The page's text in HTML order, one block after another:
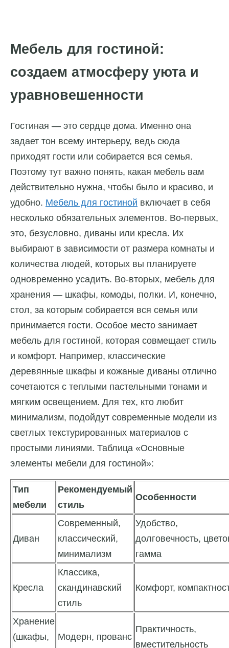
Мебель для гостиной:
создаем атмосферу уюта и
уравновешенности
Гостиная — это сердце дома. Именно она
задает тон всему интерьеру, ведь сюда
приходят гости или собирается вся семья.
Поэтому тут важно понять, какая мебель вам
действительно нужна, чтобы было и красиво, и
удобно. Мебель для гостиной включает в себя
несколько обязательных элементов. Во-первых,
это, безусловно, диваны или кресла. Их
выбирают в зависимости от размера комнаты и
количества людей, которых вы планируете
одновременно усадить. Во-вторых, мебель для
хранения — шкафы, комоды, полки. И, конечно,
стол, за которым собирается вся семья или
принимается гости. Особое место занимает
мебель для гостиной, которая совмещает стиль
и комфорт. Например, классические
деревянные шкафы и кожаные диваны отлично
сочетаются с теплыми пастельными тонами и
мягким освещением. Для тех, кто любит
минимализм, подойдут современные модели из
светлых текстурированных материалов с
простыми линиями. Таблица «Основные
элементы мебели для гостиной»:
Тип
мебели
Рекомендуемый
стиль
Особенности
Диван
Современный,
классический,
минимализм
Удобство,
долговечность,
гамма
Кресла
Классика,
скандинавский
стиль
Комфорт,
Хранение
(шкафы,
Модерн, прованс
Практичность,
вместительность